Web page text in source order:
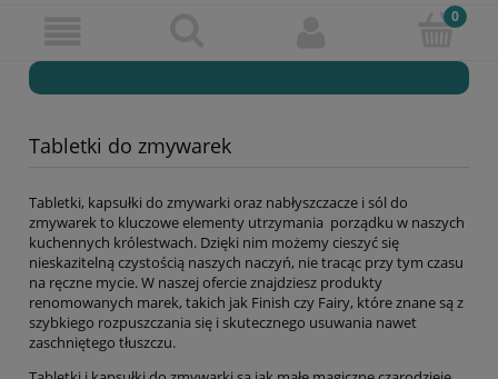
Tabletki do zmywarek
Tabletki, kapsułki do zmywarki oraz nabłyszczacze i sól do
zmywarek to kluczowe elementy utrzymania porządku w naszych
kuchennych królestwach. Dzięki nim możemy cieszyć się
nieskazitelną czystością naszych naczyń, nie tracąc przy tym czasu
na ręczne mycie. W naszej ofercie znajdziesz produkty
renomowanych marek, takich jak Finish czy Fairy, które znane są z
szybkiego rozpuszczania się i skutecznego usuwania nawet
zaschniętego tłuszczu.